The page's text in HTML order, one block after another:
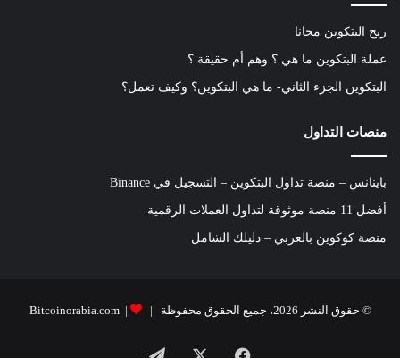
ربح البتكوين مجانا
عملة البتكوين ما هي ؟ وهم أم حقيقة ؟
البتكوين الجزء الثاني- ما هي البتكوين؟ وكيف تعمل؟
منصات التداول
باينانس – منصة تداول البتكوين – التسجيل في Binance
أفضل 11 منصة موثوقة لتداول العملات الرقمية
منصة كوكوين بالعربي – دليلك الشامل
© حقوق النشر 2026، جميع الحقوق محفوظة | |
Bitcoinorabia.com
فيسبوك تيلقرام